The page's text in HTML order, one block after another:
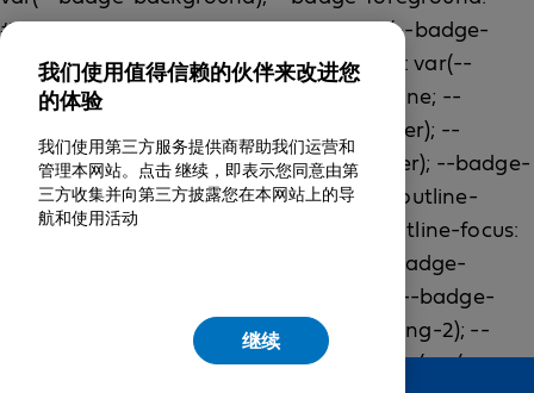
我们使用值得信赖的伙伴来改进您
的体验
我们使用第三方服务提供商帮助我们运营和
管理本网站。点击 继续，即表示您同意由第
三方收集并向第三方披露您在本网站上的导
航和使用活动
继续